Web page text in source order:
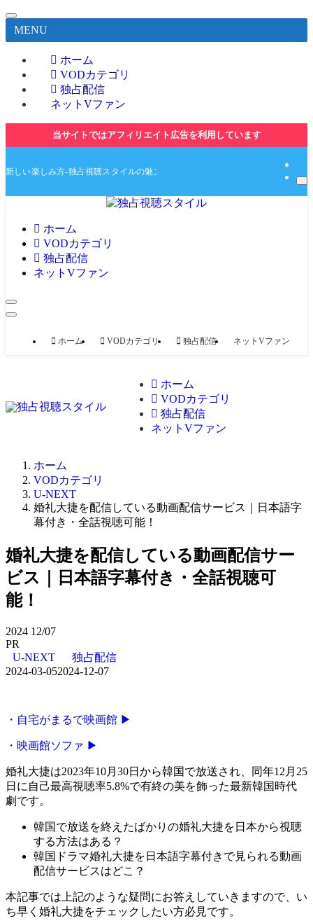
MENU
ホーム
VODカテゴリ
独占配信
ネットVファン
当サイトではアフィリエイト広告を利用しています
新しい楽しみ方-独占視聴スタイルの魅力とは-独占動画や無料動画の紹介サイト
ホーム
VODカテゴリ
独占配信
ネットVファン
ホーム VODカテゴリ 独占配信 ネットVファン
ホーム
VODカテゴリ
独占配信
ネットVファン
ホーム
VODカテゴリ
U-NEXT
婚礼大捷を配信している動画配信サービス｜日本語字
幕付き・全話視聴可能！
婚礼大捷を配信している動画配信サー
ビス｜日本語字幕付き・全話視聴可
能！
2024 12/07
PR
U-NEXT
独占配信
2024-03-052024-12-07
・自宅がまるで映画館 ▶
・映画館ソファ ▶
婚礼大捷は2023年10月30日から韓国で放送され、同年12月25
日に自己最高視聴率5.8%で有終の美を飾った最新韓国時代
劇です。
韓国で放送を終えたばかりの婚礼大捷を日本から視聴
する方法はある？
韓国ドラマ婚礼大捷を日本語字幕付きで見られる動画
配信サービスはどこ？
本記事では上記のような疑問にお答えしていきますので、い
ち早く婚礼大捷をチェックしたい方必見です。